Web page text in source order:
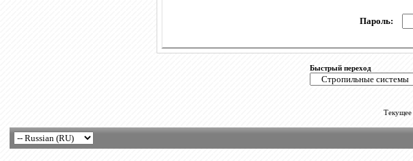
Пароль:
Быстрый переход
Текущее